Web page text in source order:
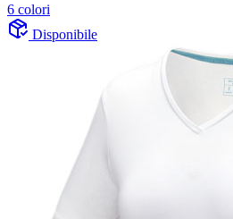
6 colori
Disponibile